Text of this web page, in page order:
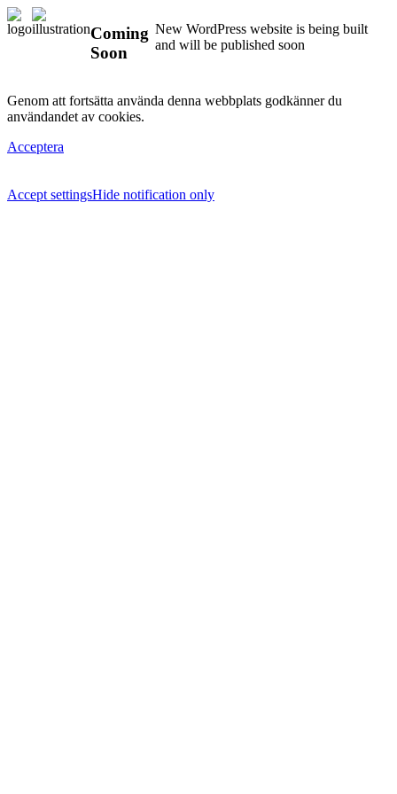
Coming
Soon
New WordPress website is being built
and will be published soon
Genom att fortsätta använda denna webbplats godkänner du
användandet av cookies.
Acceptera
Accept settingsHide notification only